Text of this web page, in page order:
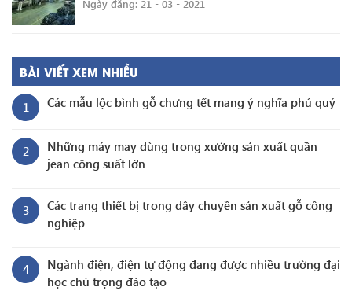
Ngày đăng: 21 - 03 - 2021
BÀI VIẾT XEM NHIỀU
1 Các mẫu lộc bình gỗ chưng tết mang ý nghĩa phú quý
2
Những máy may dùng trong xưởng sản xuất quần
jean công suất lớn
3
Các trang thiết bị trong dây chuyền sản xuất gỗ công
nghiệp
4
Ngành điện, điện tự động đang được nhiều trường đại
học chú trọng đào tạo